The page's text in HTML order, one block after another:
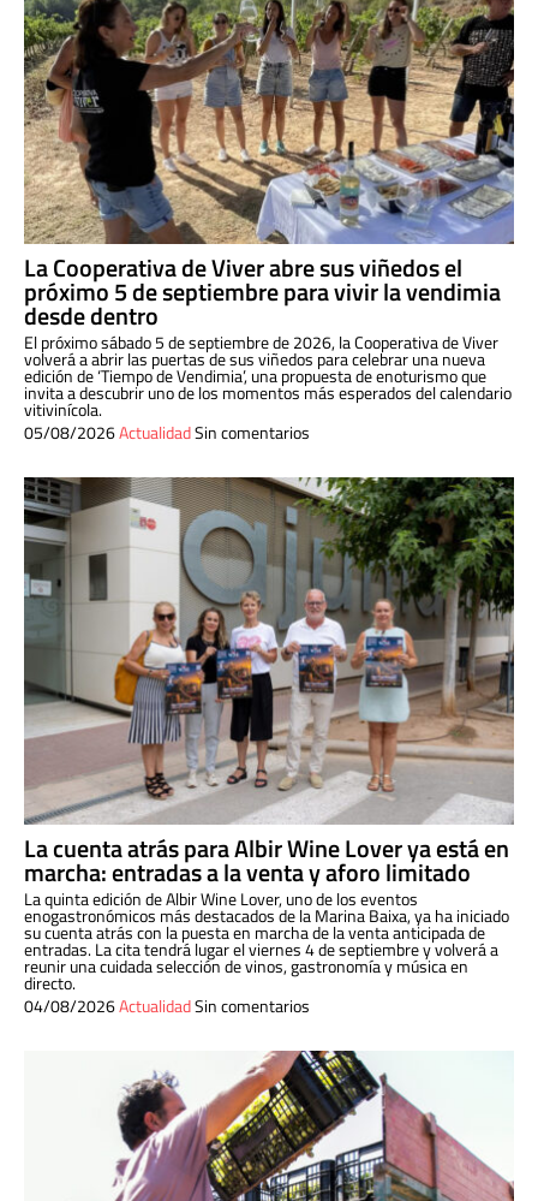
La Cooperativa de Viver abre sus viñedos el
próximo 5 de septiembre para vivir la vendimia
desde dentro
El próximo sábado 5 de septiembre de 2026, la Cooperativa de Viver
volverá a abrir las puertas de sus viñedos para celebrar una nueva
edición de ‘Tiempo de Vendimia’, una propuesta de enoturismo que
invita a descubrir uno de los momentos más esperados del calendario
vitivinícola.
05/08/2026ActualidadSin comentarios
La cuenta atrás para Albir Wine Lover ya está en
marcha: entradas a la venta y aforo limitado
La quinta edición de Albir Wine Lover, uno de los eventos
enogastronómicos más destacados de la Marina Baixa, ya ha iniciado
su cuenta atrás con la puesta en marcha de la venta anticipada de
entradas. La cita tendrá lugar el viernes 4 de septiembre y volverá a
reunir una cuidada selección de vinos, gastronomía y música en
directo.
04/08/2026ActualidadSin comentarios